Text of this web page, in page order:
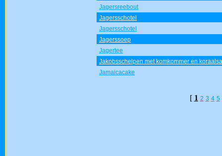
Jagersreebout
Jagersschotel
Jagersschotel
Jagerssoep
Jagertee
Jakobsschelpen met komkommer en
Jamaicacake
[ 1 2 3 4 5